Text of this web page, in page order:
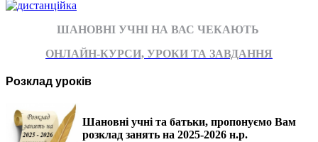
ШАНОВНІ УЧНІ НА ВАС ЧЕКАЮТЬ
ОНЛАЙН-КУРСИ, УРОКИ ТА ЗАВДАННЯ
Розклад уроків
Шановні учні та батьки, пропонуємо Вам
розклад занять на 2025-2026 н.р.